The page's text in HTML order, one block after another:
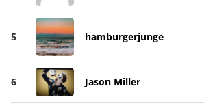
5 hamburgerjunge
6 Jason Miller